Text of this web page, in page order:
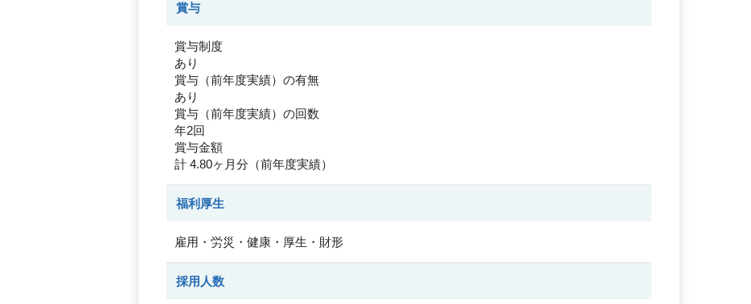
賞与
賞与制度
あり
賞与（前年度実績）の有無
あり
賞与（前年度実績）の回数
年2回
賞与金額
計 4.80ヶ月分（前年度実績）
福利厚生
雇用・労災・健康・厚生・財形
採用人数